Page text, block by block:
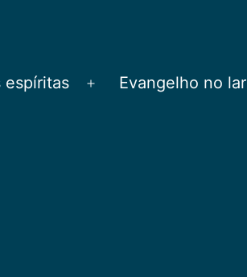
espíritas
Abrir
Evangelho no lar